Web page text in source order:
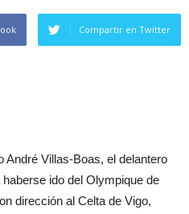
Compartir en Twitter
André Villas-Boas, el delantero
ido del Olympique de
dirección al Celta de Vigo,